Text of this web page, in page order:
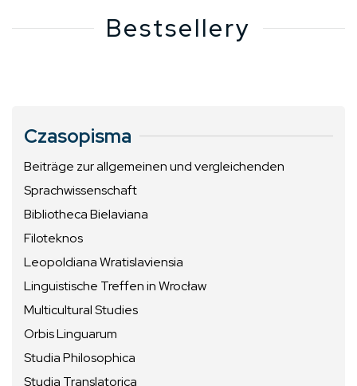
Bestsellery
Czasopisma
Beiträge zur allgemeinen und vergleichenden
Sprachwissenschaft
Bibliotheca Bielaviana
Filoteknos
Leopoldiana Wratislaviensia
Linguistische Treffen in Wrocław
Multicultural Studies
Orbis Linguarum
Studia Philosophica
Studia Translatorica